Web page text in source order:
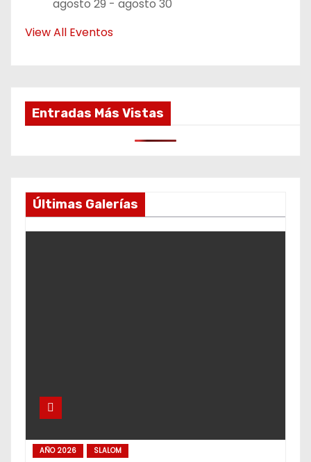
agosto 29 - agosto 30
View All Eventos
Entradas Más Vistas
Últimas Galerías
AÑO 2026 SLALOM